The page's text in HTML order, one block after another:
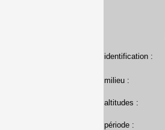
identification :
milieu :
altitudes :
période :